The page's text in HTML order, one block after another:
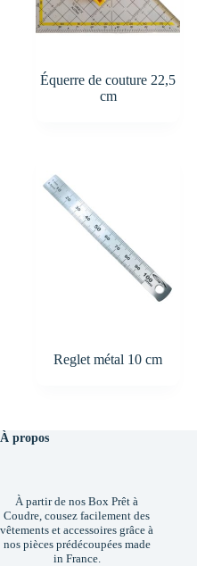
Équerre de couture 22,5
cm
Reglet métal 10 cm
À propos
À partir de nos Box Prêt à
Coudre, cousez facilement des
vêtements et accessoires grâce à
nos pièces prédécoupées made
in France.